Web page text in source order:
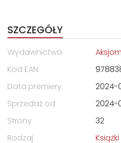
SZCZEGÓŁY
Wydawnictwo
Kod EAN
Data premiery
2024-
Sprzedaż od
2024-
Strony
32
Rodzaj
Książki